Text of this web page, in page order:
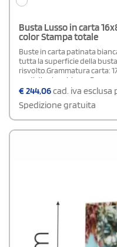
Busta Lusso in carta
color Stampa totale
Buste in carta patinata
tutta la superficie della
risvolto.Grammatura carta:
nodi di colore
quadricromia.Area di
della busta)Plastificazione:
specificare nel campo "note
plastificazione scelta.
€244,06cad. iva esclusa
Spedizione gratuita